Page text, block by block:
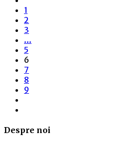
1
2
3
...
5
6
7
8
9
Despre noi